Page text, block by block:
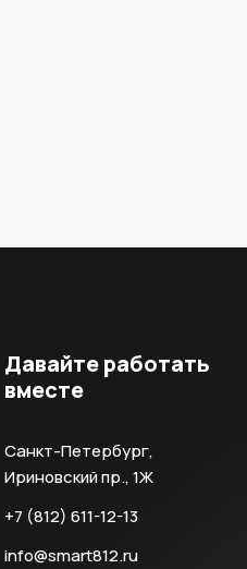
Давайте работать
вместе
Санкт-Петербург,
Ириновский пр., 1Ж
+7 (812) 611-12-13
info@smart812.ru